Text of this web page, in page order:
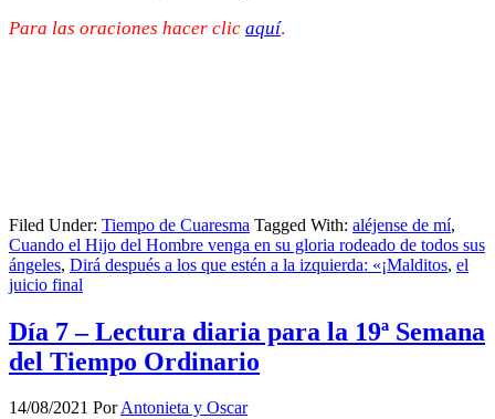
Para las oraciones hacer clic aquí.
Filed Under: Tiempo de Cuaresma Tagged With: aléjense de mí,
Cuando el Hijo del Hombre venga en su gloria rodeado de todos sus
ángeles, Dirá después a los que estén a la izquierda: «¡Malditos, el
juicio final
Día 7 – Lectura diaria para la 19ª Semana
del Tiempo Ordinario
14/08/2021 PorAntonieta y Oscar